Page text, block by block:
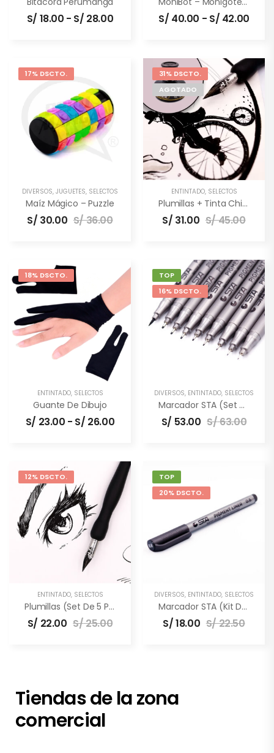
S/ 18.00 - S/ 28.00 S/ 40.00 - S/ 42.00
17% DSCTO.
DIVERSOS, JUGUETES, SELECTOS
Maíz Mágico – Puzzle
S/ 30.00 S/36.00
31% DSCTO.
AGOTADO
ENTINTADO, SELECTOS
Plumillas + Tinta China (combo)
S/ 31.00 S/45.00
18% DSCTO.
ENTINTADO, SELECTOS
Guante De Dibujo
S/ 23.00 - S/ 26.00
TOP
16% DSCTO.
DIVERSOS, ENTINTADO, SELECTOS
Marcador STA (set De 9 Unidades)
S/ 53.00 S/63.00
12% DSCTO.
ENTINTADO, SELECTOS
Plumillas (Set De 5 Puntas)
S/ 22.00 S/25.00
TOP
20% DSCTO.
DIVERSOS, ENTINTADO, SELECTOS
Marcador STA (Kit De 3 Unidades)
S/18.00 S/22.50
Tiendas de la zona
comercial